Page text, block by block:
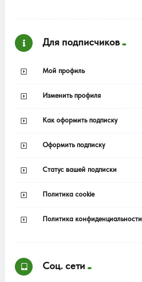
Для подписчиков
Мой профиль
Изменить профиля
Как оформить подписку
Оформить подписку
Статус вашей подписки
Политика cookie
Политика конфиденциальности
Соц. сети